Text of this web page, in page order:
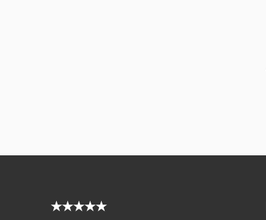
★★★★★